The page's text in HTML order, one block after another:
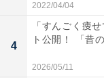
2022/04/04
4
「すんごく痩
ト公開！ 「昔
2026/05/11